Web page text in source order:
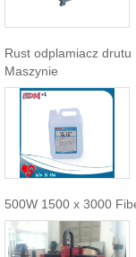
Rust odplamiacz
Maszynie
500W 1500 x 3000